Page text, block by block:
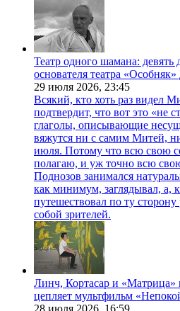
Театр одного шамана: девять
основателя театра
29 июля 2026, 23:45
Всякий, кто хоть раз видел
подтвердит, что вот это «не
глаголы, описывающие
вяжутся ни с самим Митей,
июля. Потому что всю свою
полагаю, и уж точно всю
Поднозов занимался
как минимум, заглядывал, а,
путешествовал по ту сторону
собой зрителей.
Линч, Кортасар и «Матрица»
цепляет мультфильм
28 июля 2026, 16:59